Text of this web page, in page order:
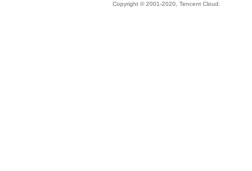
Copyright © 2001-2020, Tencent Cloud.